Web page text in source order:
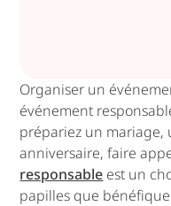
Organiser un
événement
prépariez un mariage,
anniversaire, faire
responsable est un
papilles que